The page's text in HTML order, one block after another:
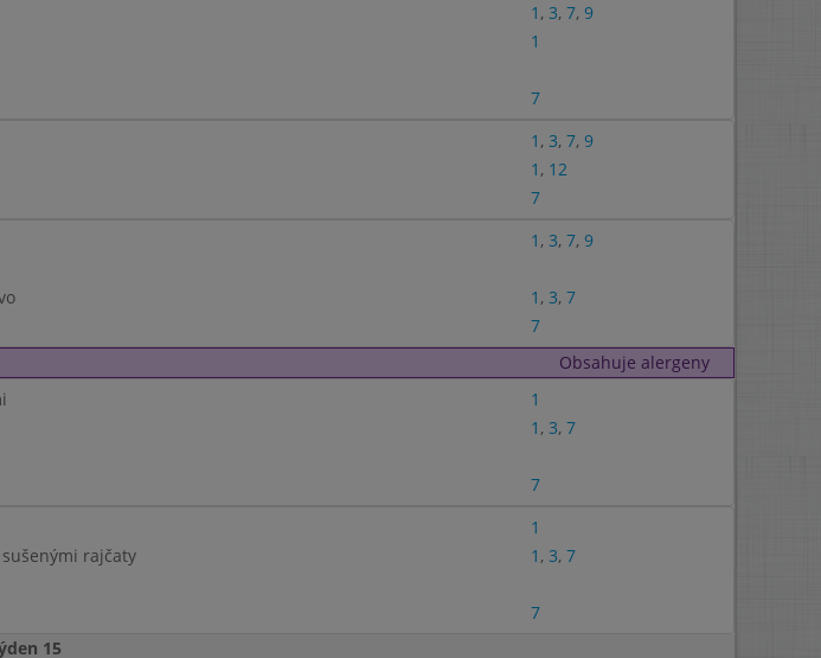
1 , 3, 7, 9
1
7
1 , 3, 7, 9
1 , 12
7
1 , 3, 7, 9
1 , 3, 7
7
Obsahuje alergeny
1
1 , 3, 7
7
1
rajčaty 1 , 3, 7
7
15